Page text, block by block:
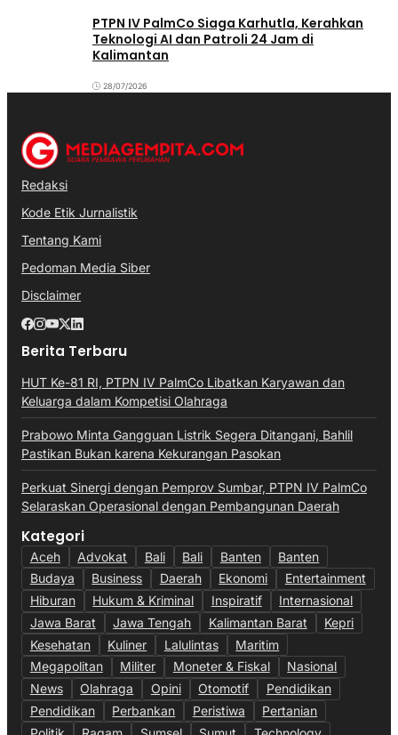
PTPN IV PalmCo Siaga Karhutla, Kerahkan
Teknologi AI dan Patroli 24 Jam di
Kalimantan
28/07/2026
Redaksi
Kode Etik Jurnalistik
Tentang Kami
Pedoman Media Siber
Disclaimer
Berita Terbaru
HUT Ke-81 RI, PTPN IV PalmCo Libatkan Karyawan dan
Keluarga dalam Kompetisi Olahraga
Prabowo Minta Gangguan Listrik Segera Ditangani, Bahlil
Pastikan Bukan karena Kekurangan Pasokan
Perkuat Sinergi dengan Pemprov Sumbar, PTPN IV PalmCo
Selaraskan Operasional dengan Pembangunan Daerah
Kategori
Aceh Advokat Bali Bali Banten
Banten
Budaya
Business Daerah Ekonomi
Entertainment
Hiburan
Hukum & Kriminal Inspiratif
Internasional
Jawa Barat
Jawa Tengah Kalimantan Barat
Kepri
Kesehatan
Kuliner Lalulintas
Maritim
Megapolitan
Militer Moneter & Fiskal
Nasional
News
Olahraga Opini Otomotif
Pendidikan
Pendidikan
Perbankan Peristiwa
Pertanian